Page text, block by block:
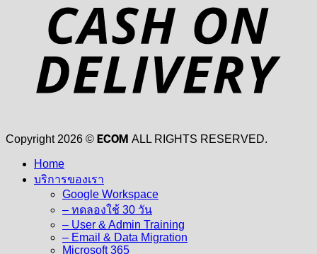
Copyright 2026 © ECOM ALL RIGHTS RESERVED.
Home
บริการของเรา
Google Workspace
– ทดลองใช้ 30 วัน
– User & Admin Training
– Email & Data Migration
Microsoft 365